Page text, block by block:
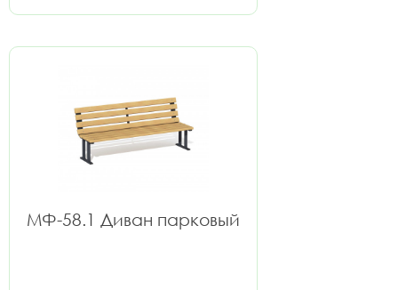
МФ-58.1 Диван парковый